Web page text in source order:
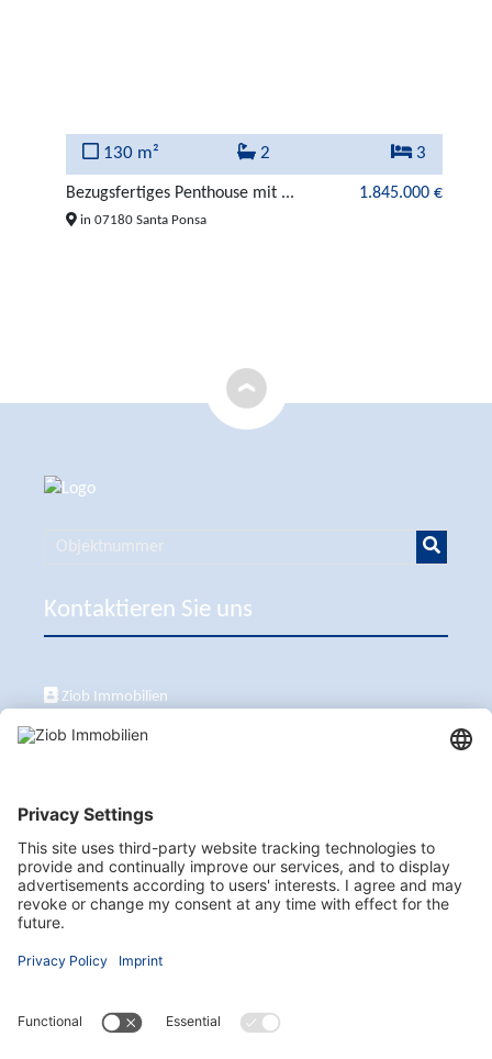
130 m² 2 3
Bezugsfertiges Penthouse mit ... 1.845.000 €
in 07180 Santa Ponsa
Kontaktieren Sie uns
Ziob Immobilien
Calle Peix 2, 07157 Puerto de Andratx
Besuchen Sie uns auch hier